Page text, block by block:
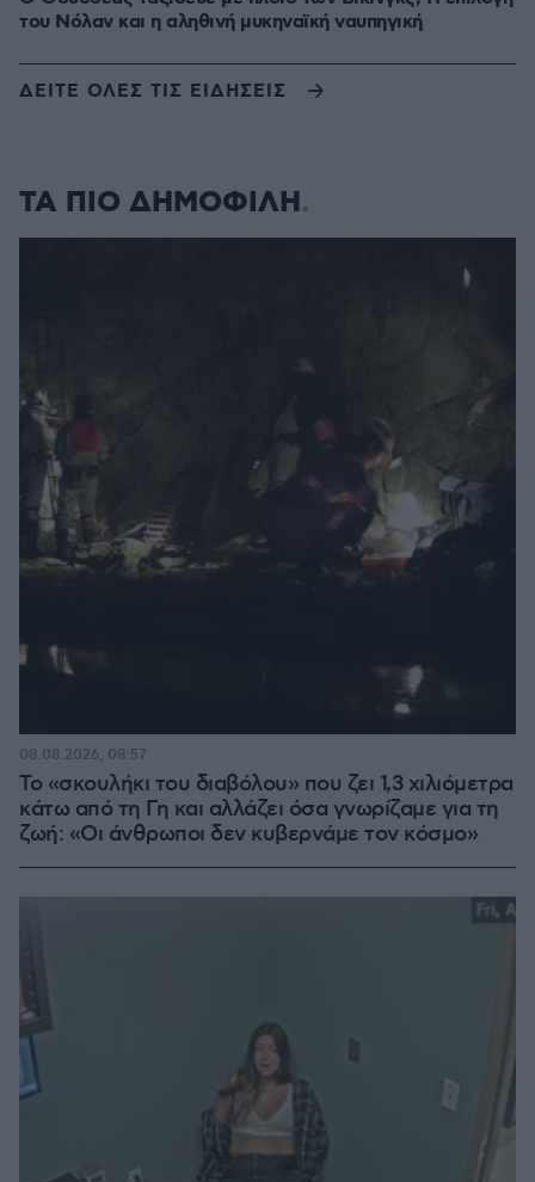
του Νόλαν και η αληθινή μυκηναϊκή ναυπηγική
ΔΕΙΤΕ ΟΛΕΣ ΤΙΣ ΕΙΔΗΣΕΙΣ
ΤΑ ΠΙΟ ΔΗΜΟΦΙΛΗ
Το «σκουλήκι του διαβόλου» που ζει 1,3 χιλιόμετρα
κάτω από τη Γη και αλλάζει όσα γνωρίζαμε για τη
ζωή: «Οι άνθρωποι δεν κυβερνάμε τον κόσμο»
08.08.2026, 08:57